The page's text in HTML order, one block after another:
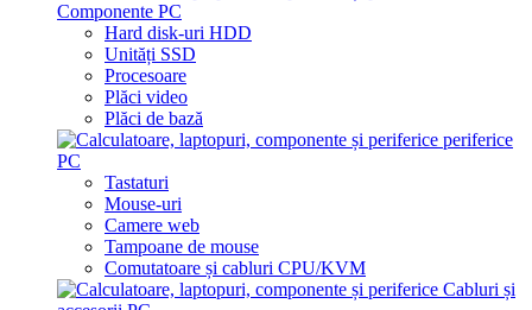
Componente PC
Hard disk-uri HDD
Unități SSD
Procesoare
Plăci video
Plăci de bază
periferice
PC
Tastaturi
Mouse-uri
Camere web
Tampoane de mouse
Comutatoare și cabluri CPU/KVM
Cabluri și